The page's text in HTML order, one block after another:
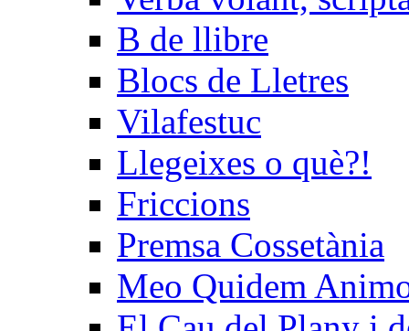
B de llibre
Blocs de Lletres
Vilafestuc
Llegeixes o què?!
Friccions
Premsa Cossetània
Meo Quidem